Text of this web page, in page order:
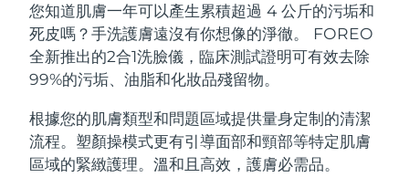
您知道肌膚一年可以產生累積超過 4 公斤的污垢和
死皮嗎？手洗護膚遠沒有你想像的淨徹。 FOREO
全新推出的2合1洗臉儀，臨床測試證明可有效去除
99%的污垢、油脂和化妝品殘留物。
根據您的肌膚類型和問題區域提供量身定制的清潔
流程。塑顏操模式更有引導面部和頸部等特定肌膚
區域的緊緻護理。溫和且高效，護膚必需品。
面部清潔
LUNA™ 4 套裝
Anti-aging massage
LUNA™ 4 Plus
緊致提拉
BEAR™ 2 套裝
Microcurrent toning
BEAR™ 2 go
補水保濕
UFO™ 3 套裝
口腔護理
issa™ 4
比利時 預計送達日期8/11/26
百慕達 預計送達日期
波士尼亞與赫塞哥維納 預計送達日期8/14/26
汶萊 預計送達日期